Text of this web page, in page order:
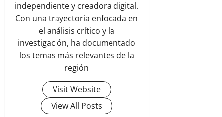
independiente y creadora digital.
Con una trayectoria enfocada en
el análisis crítico y la
investigación, ha documentado
los temas más relevantes de la
región
Visit Website
View All Posts